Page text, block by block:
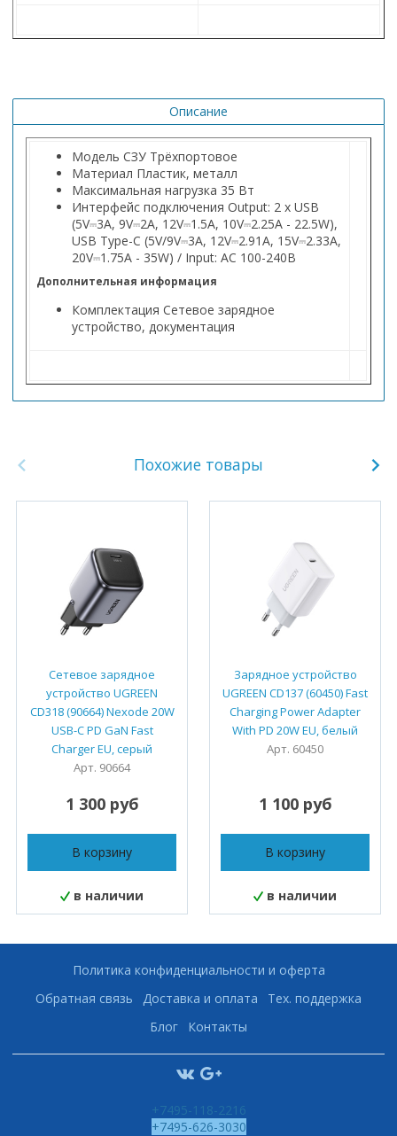
Описание
Модель СЗУ Трёхпортовое
Материал Пластик, металл
Максимальная нагрузка 35 Вт
Интерфейс подключения Output: 2 x USB
(5V⎓3A, 9V⎓2A, 12V⎓1.5A, 10V⎓2.25A - 22.5W),
USB Type-C (5V/9V⎓3A, 12V⎓2.91A, 15V⎓2.33A,
20V⎓1.75A - 35W) / Input: AC 100-240В
Дополнительная информация
Комплектация Сетевое зарядное
устройство, документация
Похожие товары
Сетевое зарядное
устройство UGREEN
CD318 (90664) Nexode 20W
USB-C PD GaN Fast
Charger EU, серый
Арт. 90664
1 300 руб
В корзину
в наличии
Зарядное устройство
UGREEN CD137 (60450) Fast
Charging Power Adapter
With PD 20W EU, белый
Арт. 60450
1 100 руб
В корзину
в наличии
Политика конфиденциальности и оферта
Обратная связь
Доставка и оплата
Тех. поддержка
Блог
Контакты
+7495-118-2216
+7495-626-3030